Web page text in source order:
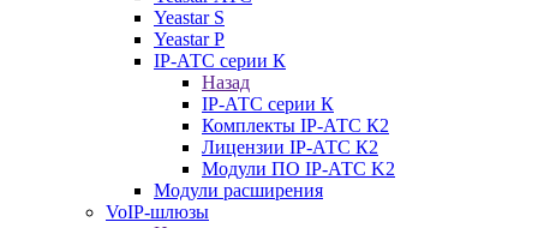
Yeastar S
Yeastar P
IP-АТС серии К
Назад
IP-АТС серии К
Комплекты IP-АТС К2
Лицензии IP-АТС К2
Модули ПО IP-АТС K2
Модули расширения
VoIP-шлюзы